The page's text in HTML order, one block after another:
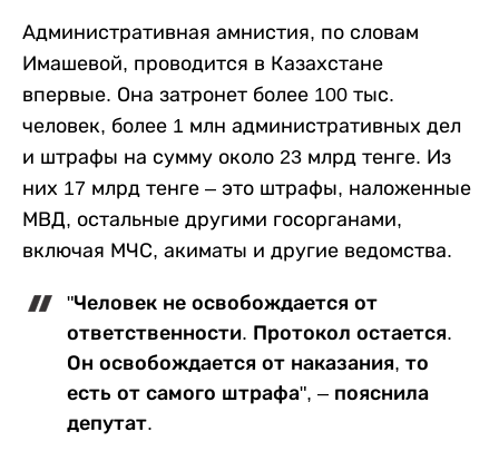
Административная амнистия, по словам
Имашевой, проводится в Казахстане
впервые. Она затронет более 100 тыс.
человек, более 1 млн административных дел
и штрафы на сумму около 23 млрд тенге. Из
них 17 млрд тенге – это штрафы, наложенные
МВД, остальные другими госорганами,
включая МЧС, акиматы и другие ведомства.
"Человек не освобождается от
ответственности. Протокол остается.
Он освобождается от наказания, то
есть от самого штрафа", – пояснила
депутат.